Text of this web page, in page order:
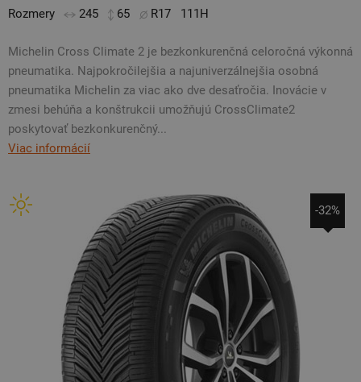
Rozmery 245 65 R17 111H
Michelin Cross Climate 2 je bezkonkurenčná celoročná výkonná
pneumatika. Najpokročilejšia a najuniverzálnejšia osobná
pneumatika Michelin za viac ako dve desaťročia. Inovácie v
zmesi behúňa a konštrukcii umožňujú CrossClimate2
poskytovať bezkonkurenčný...
Viac informácií
-32%